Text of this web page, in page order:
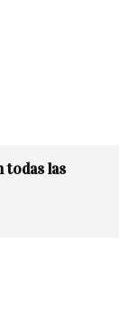
todas las